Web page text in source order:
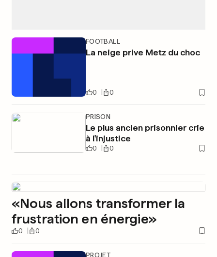
FOOTBALL
La neige prive Metz du choc
0 0
PRISON
Le plus ancien prisonnier crie
à l'injustice
0 0
«Nous allons transformer la
frustration en énergie»
0 0
PROJET